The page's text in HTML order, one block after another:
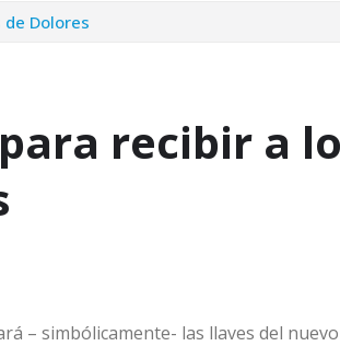
Dolores
recibir a
– simbólicamente- las llaves del